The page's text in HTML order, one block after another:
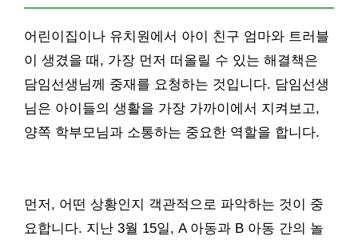
어린이집이나 유치원에서 아이 친구 엄마와 트러블
이 생겼을 때, 가장 먼저 떠올릴 수 있는 해결책은
담임선생님께 중재를 요청하는 것입니다. 담임선생
님은 아이들의 생활을 가장 가까이에서 지켜보고,
양쪽 학부모님과 소통하는 중요한 역할을 합니다.
먼저, 어떤 상황인지 객관적으로 파악하는 것이 중
요합니다. 지난 3월 15일, A 아동과 B 아동 간의 놀